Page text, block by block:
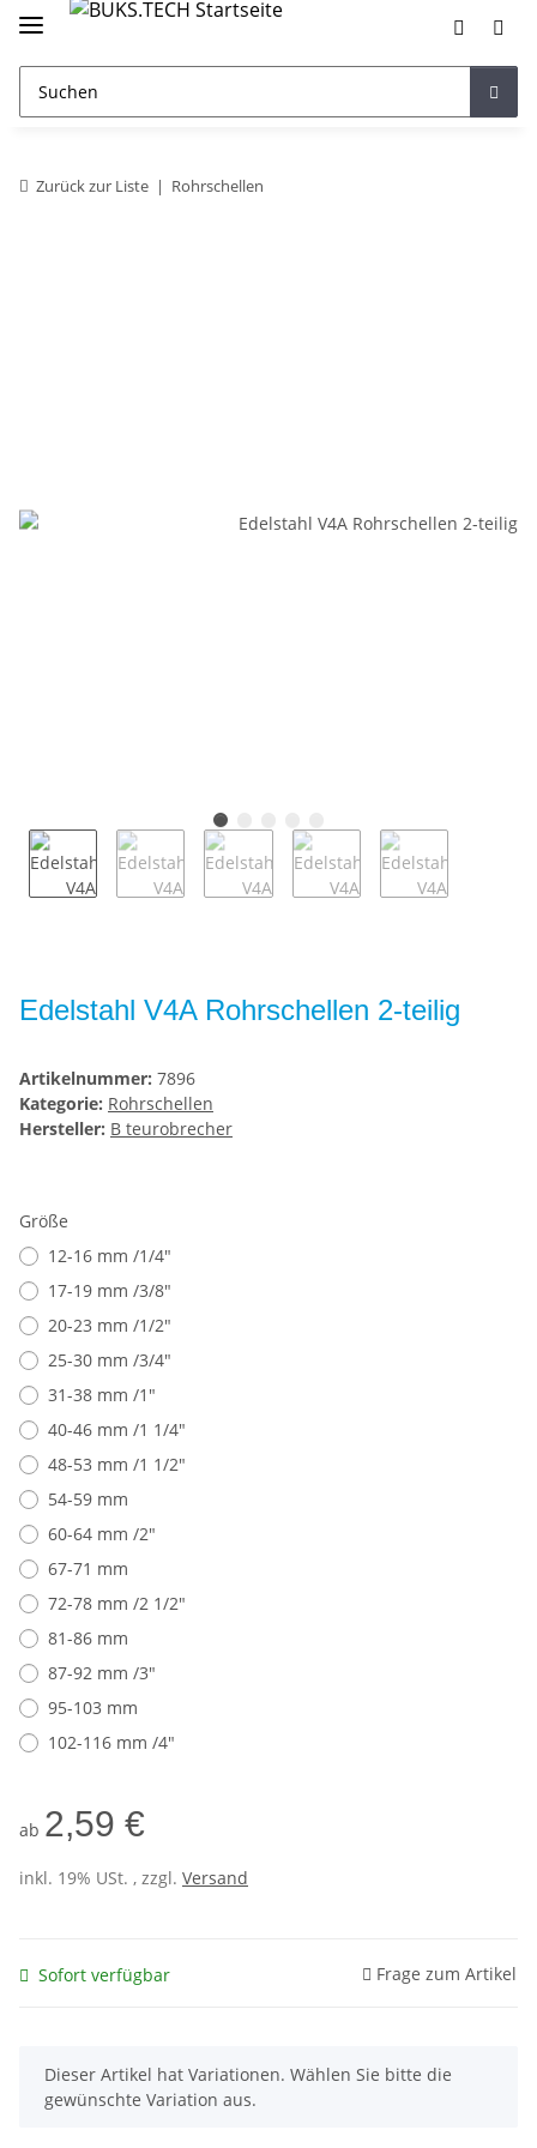
Zurück zur Liste Rohrschellen
Edelstahl V4A Rohrschellen 2-teilig
Artikelnummer: 7896
Kategorie: Rohrschellen
Hersteller: B teurobrecher
Größe
12-16 mm /1/4"
17-19 mm /3/8"
20-23 mm /1/2"
25-30 mm /3/4"
31-38 mm /1"
40-46 mm /1 1/4"
48-53 mm /1 1/2"
54-59 mm
60-64 mm /2"
67-71 mm
72-78 mm /2 1/2"
81-86 mm
87-92 mm /3"
95-103 mm
102-116 mm /4"
ab 2,59 €
inkl. 19% USt. , zzgl. Versand
Sofort verfügbar Frage zum Artikel
x
Dieser Artikel hat Variationen. Wählen Sie bitte die
gewünschte Variation aus.